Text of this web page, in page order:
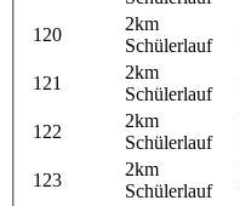
120
2km
Schülerlauf
121
2km
Schülerlauf
122
2km
Schülerlauf
123
2km
Schülerlauf